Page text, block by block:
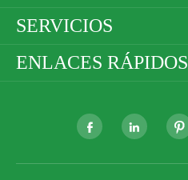
SERVICIOS
ENLACES RÁPIDOS
  